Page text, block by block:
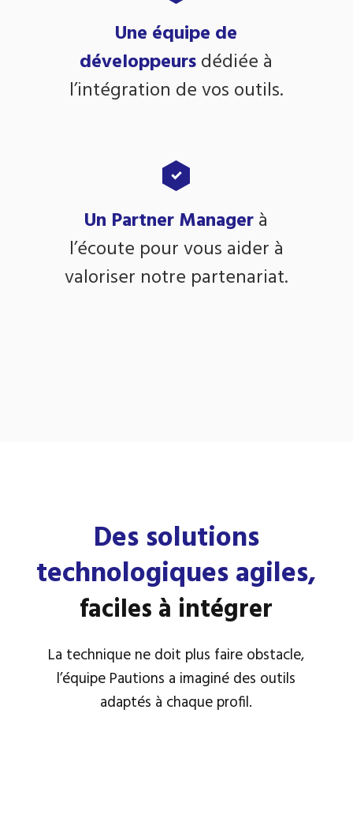
Une équipe de
développeursdédiée à
l’intégration de vos outils.
Un Partner Managerà
l’écoute pour vous aider à
valoriser notre partenariat.
Des solutions
technologiques agiles,
faciles à intégrer
La technique ne doit plus faire obstacle,
l’équipe Pautions a imaginé des outils
adaptés à chaque profil.